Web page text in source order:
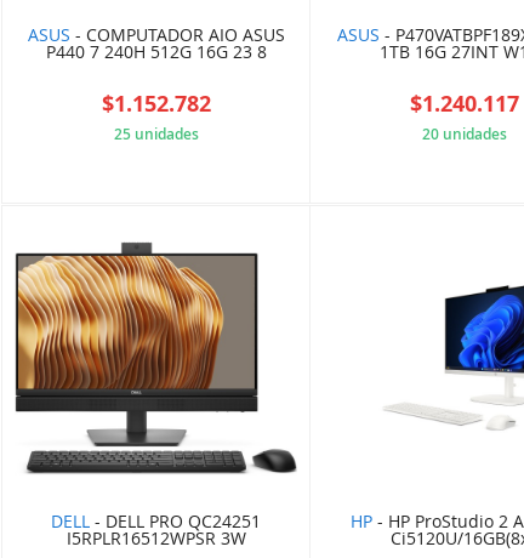
ASUS - COMPUTADOR AIO ASUS
P440 7 240H 512G 16G 23 8
$1.152.782
25 unidades
ASUS -
1TB 16G 27INT
$1.240.117
20 unidades
DELL - DELL PRO QC24251
I5RPLR16512WPSR 3W
HP- HP ProStudio 2
Ci5120U/